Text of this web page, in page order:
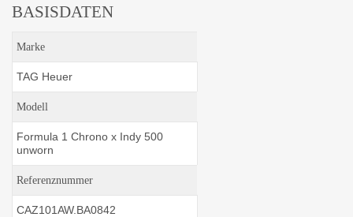
BASISDATEN
Marke
TAG Heuer
Modell
Formula 1 Chrono x Indy 500
unworn
Referenznummer
CAZ101AW.BA0842